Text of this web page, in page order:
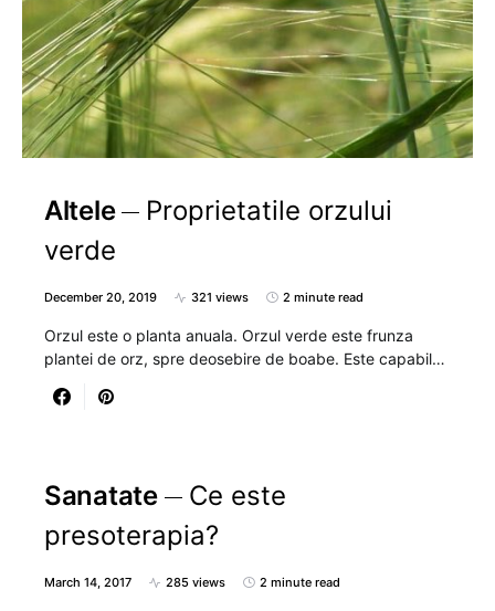
Altele
Proprietatile orzului
verde
December 20, 2019 321 views 2 minute read
Orzul este o planta anuala. Orzul verde este frunza
plantei de orz, spre deosebire de boabe. Este capabil…
Sanatate
Ce este
presoterapia?
March 14, 2017 285 views 2 minute read